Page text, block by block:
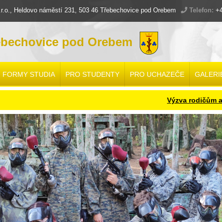
Heldovo náměstí 231, 503 46 Třebechovice pod Orebem Telefon:
pod Orebem
FORMY STUDIA PRO STUDENTY PRO UCHAZEČE
Výzva rodičům a žákům